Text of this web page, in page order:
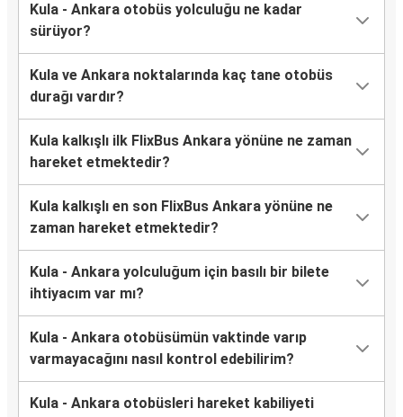
Kula - Ankara otobüs yolculuğu ne kadar
sürüyor?
Kula ve Ankara noktalarında kaç tane otobüs
durağı vardır?
Kula kalkışlı ilk FlixBus Ankara yönüne ne zaman
hareket etmektedir?
Kula kalkışlı en son FlixBus Ankara yönüne ne
zaman hareket etmektedir?
Kula - Ankara yolculuğum için basılı bir bilete
ihtiyacım var mı?
Kula - Ankara otobüsümün vaktinde varıp
varmayacağını nasıl kontrol edebilirim?
Kula - Ankara otobüsleri hareket kabiliyeti